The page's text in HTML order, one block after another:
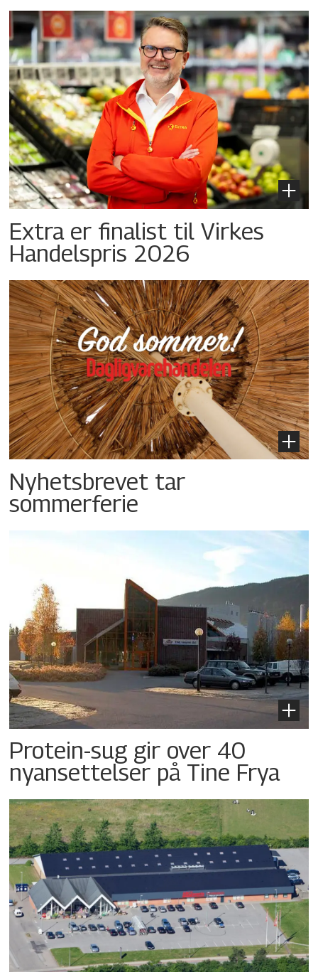
Extra er finalist til Virkes
Handelspris 2026
Nyhetsbrevet tar
sommerferie
Protein-sug gir over 40
nyansettelser på Tine Frya